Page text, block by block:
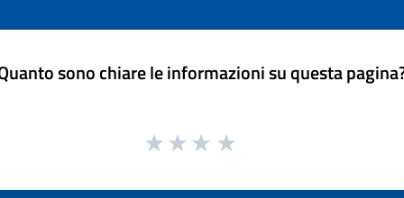
sono chiare le informazioni su questa